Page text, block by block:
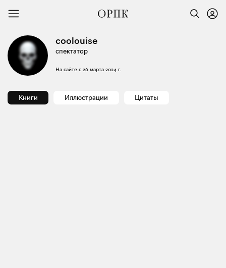
coolouise
спектатор
На сайте с 26 марта 2024 г.
Книги Иллюстрации Цитаты